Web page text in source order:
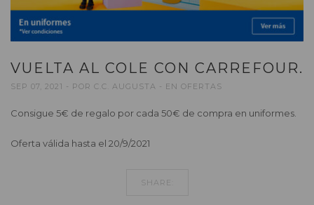
VUELTA AL COLE CON CARREFOUR.
SEP 07, 2021 POR C.C. AUGUSTA EN OFERTAS
Consigue 5€ de regalo por cada 50€ de compra en uniformes.
Oferta válida hasta el 20/9/2021
SHARE: